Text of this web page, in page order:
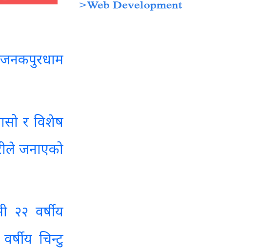
र विशेष
जनाएको
२२ वर्षीय
चिन्टु